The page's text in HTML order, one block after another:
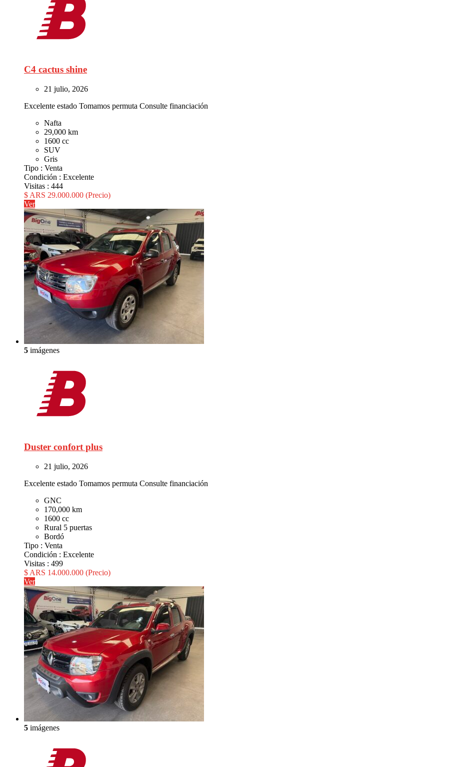
C4 cactus shine
21 julio, 2026
Excelente estado Tomamos permuta Consulte financiación
Nafta
29,000 km
1600 cc
SUV
Gris
Tipo : Venta
Condición : Excelente
Visitas : 444
$ ARS 29.000.000 (Precio)
Ver
5 imágenes
Duster confort plus
21 julio, 2026
Excelente estado Tomamos permuta Consulte financiación
GNC
170,000 km
1600 cc
Rural 5 puertas
Bordó
Tipo : Venta
Condición : Excelente
Visitas : 499
$ ARS 14.000.000 (Precio)
Ver
5 imágenes